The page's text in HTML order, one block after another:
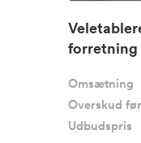
forretning
Omsætning
Overskud
Udbudspris